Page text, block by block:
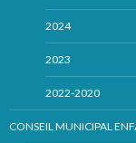
2024
2023
2022-2020
CONSEIL MUNICIPAL